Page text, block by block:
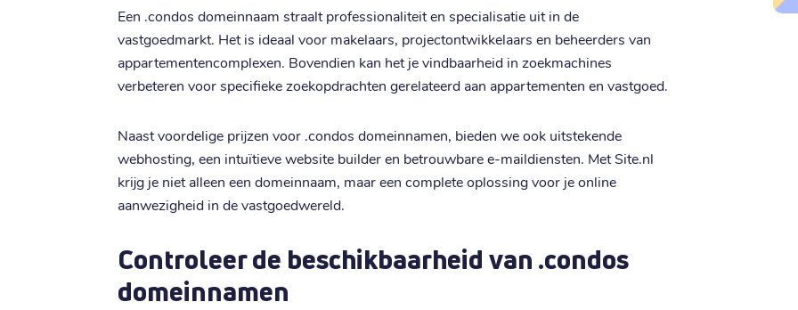
Een .condos domeinnaam straalt professionaliteit en specialisatie uit in de
vastgoedmarkt. Het is ideaal voor makelaars, projectontwikkelaars en beheerders van
appartementencomplexen. Bovendien kan het je vindbaarheid in zoekmachines
verbeteren voor specifieke zoekopdrachten gerelateerd aan appartementen en vastgoed.
Naast voordelige prijzen voor .condos domeinnamen, bieden we ook uitstekende
webhosting, een intuïtieve website builder en betrouwbare e-maildiensten. Met Site.nl
krijg je niet alleen een domeinnaam, maar een complete oplossing voor je online
aanwezigheid in de vastgoedwereld.
Controleer de beschikbaarheid van .condos
domeinnamen